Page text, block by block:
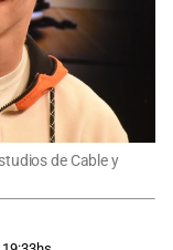
de Cable y